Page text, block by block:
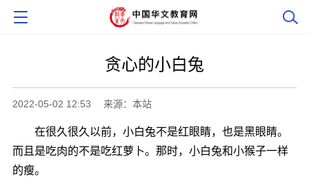
贪心的小白兔
2022-05-02 12:53 来源：本站
在很久很久以前，小白兔不是红眼睛，也是黑眼睛。
而且是吃肉的不是吃红萝卜。那时，小白兔和小猴子一样
的瘦。